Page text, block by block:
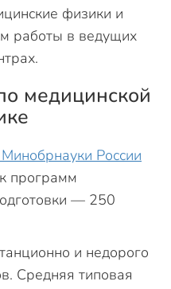
физики и
работы в ведущих
медицинской
России
программ
— 250
и недорого
Средняя типовая